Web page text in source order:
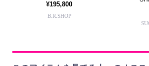
¥195,800
B.R.SHOP